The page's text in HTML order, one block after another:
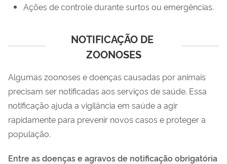
Ações de controle durante surtos ou emergências.
NOTIFICAÇÃO DE
ZOONOSES
Algumas zoonoses e doenças causadas por animais
precisam ser notificadas aos serviços de saúde. Essa
notificação ajuda a vigilância em saúde a agir
rapidamente para prevenir novos casos e proteger a
população.
Entre as doenças e agravos de notificação obrigatória